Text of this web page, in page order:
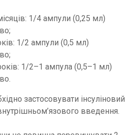
1/4 ампули (0,25 мл)
1/2 ампули (0,5 мл)
1/2–1 ампула (0,5–1 мл)
застосовувати інсуліновий
введення.